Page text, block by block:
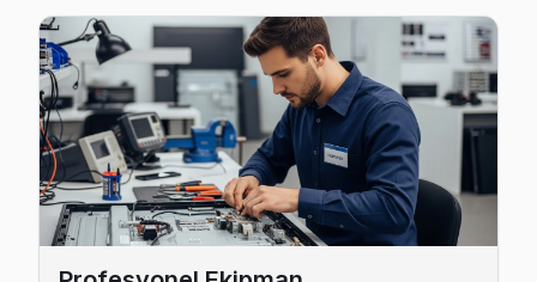
Beyazıt mahallesi Thomson TV servisinde şeffaf
Fatih Thomson Servis →
Binbirdirek Thomson Servis
Thomson TV'de T-Con kart arızası Binbirdirek
Binbirdirek Thomson Anakart Tamiri →